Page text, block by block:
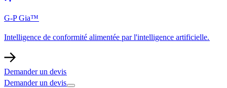
G-P Gia™​​
Intelligence de conformité alimentée par l'intelligence artificielle.​​
Demander un devis​​
Demander un devis​​